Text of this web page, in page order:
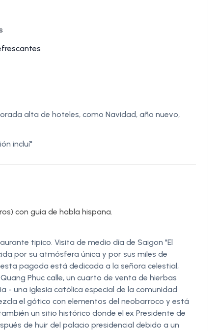
alta de hoteles, como Navidad, año nuevo,
incluí"
con guía de habla hispana.
tipico. Visita de medio día de Saigon "El
por su atmósfera única y por sus miles de
pagoda está dedicada a la señora celestial,
Phuc calle, un cuarto de venta de hierbas
- una iglesia católica especial de la comunidad
el gótico con elementos del neobarroco y está
un sitio histórico donde el ex Presidente de
de huir del palacio presidencial debido a un